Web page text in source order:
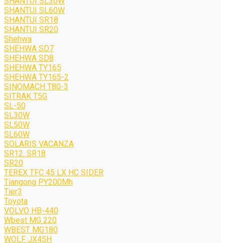
SHANTUI SL60W
SHANTUI SR18
SHANTUI SR20
Shehwa
SHEHWA SD7
SHEHWA SD8
SHEHWA TY165
SHEHWA TY165-2
SINOMACH T80-3
SITRAK T5G
SL-50
SL30W
SL50W
SL60W
SOLARIS VACANZA
SR12. SR18
SR20
TEREX TFC 45 LX HC SIDER
Tiangong PY200Mh
Tier3
Toyota
VOLVO HB-440
Wbest MG 220
WBEST MG180
WOLF JХ45H